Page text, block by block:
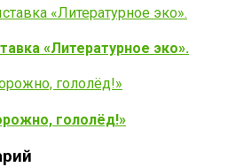
«Литературное эко».
гололёд!»